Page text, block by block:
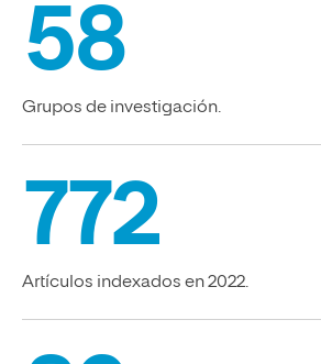
58
Grupos de investigación.
772
Artículos indexados en 2022.